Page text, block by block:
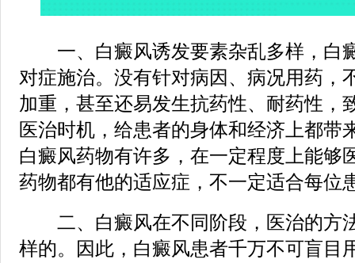
一、白癜风诱发要素杂乱多样，白
对症施治。没有针对病因、病况用药，
加重，甚至还易发生抗药性、耐药性，
医治时机，给患者的身体和经济上都带
白癜风药物有许多，在一定程度上能够
药物都有他的适应症，不一定适合每位
二、白癜风在不同阶段，医治的方
样的。因此，白癜风患者千万不可盲目